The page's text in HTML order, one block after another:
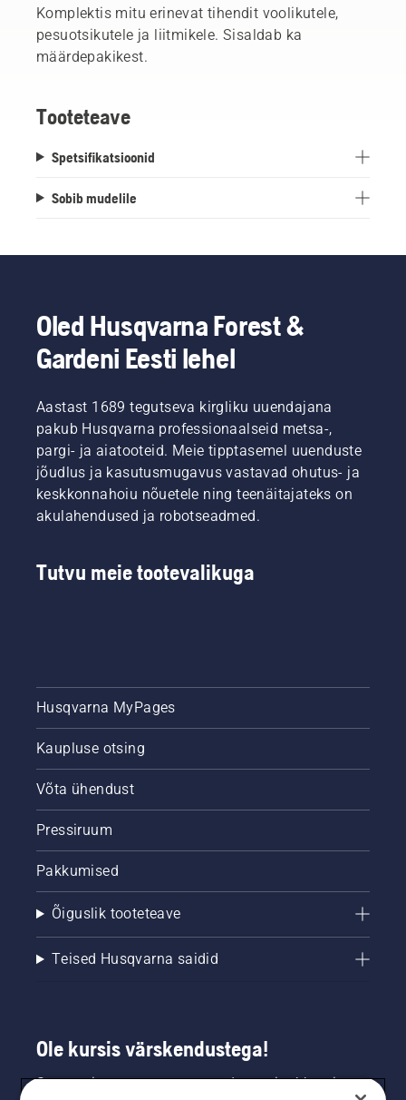
Komplektis mitu erinevat tihendit voolikutele,
pesuotsikutele ja liitmikele. Sisaldab ka
määrdepakikest.
Tooteteave
Spetsifikatsioonid
Sobib mudelile
Oled Husqvarna Forest &
Gardeni Eesti lehel
Aastast 1689 tegutseva kirgliku uuendajana
pakub Husqvarna professionaalseid metsa-,
pargi- ja aiatooteid. Meie tipptasemel uuenduste
jõudlus ja kasutusmugavus vastavad ohutus- ja
keskkonnahoiu nõuetele ning teenäitajateks on
akulahendused ja robotseadmed.
Tutvu meie tootevalikuga
Husqvarna MyPages
Kaupluse otsing
Võta ühendust
Pressiruum
Pakkumised
Õiguslik tooteteave
Teised Husqvarna saidid
Ole kursis värskendustega!
Saa uusimat teavet uute toodete, eripakkumiste